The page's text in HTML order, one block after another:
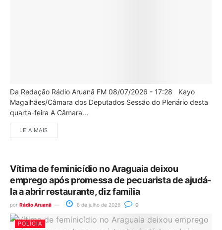
Da Redação Rádio Aruanã FM 08/07/2026 - 17:28 Kayo
Magalhães/Câmara dos Deputados Sessão do Plenário desta
quarta-feira A Câmara...
LEIA MAIS
Vítima de feminicídio no Araguaia deixou
emprego após promessa de pecuarista de ajudá-
la a abrir restaurante, diz família
por Rádio Aruanã 8 de julho de 2026 0
POLÍCIA